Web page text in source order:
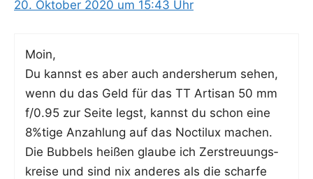
20. Oktober 2020 um 15:43 Uhr
Moin,
Du kannst es aber auch anders­her­um sehen,
wenn du das Geld für das TT Arti­san 50 mm
f/0.95 zur Sei­te legst, kannst du schon eine
8%tige Anzah­lung auf das Noc­ti­lux machen.
Die Bub­bels hei­ßen glau­be ich Zer­streu­ungs­
krei­se und sind nix ande­res als die schar­fe